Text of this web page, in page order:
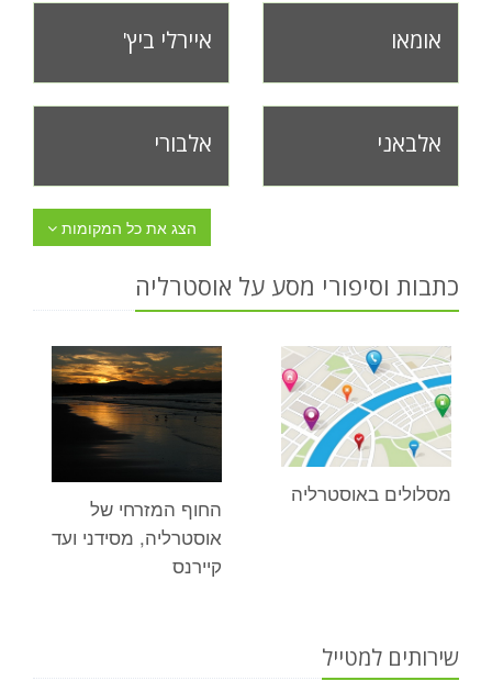
אומאו איירלי ביץ'
אלבאני אלבורי
הצג את כל המקומות
כתבות וסיפורי מסע על אוסטרליה
מסלולים באוסטרליה
החוף המזרחי של
אוסטרליה, מסידני ועד
קיירנס
שירותים למטייל